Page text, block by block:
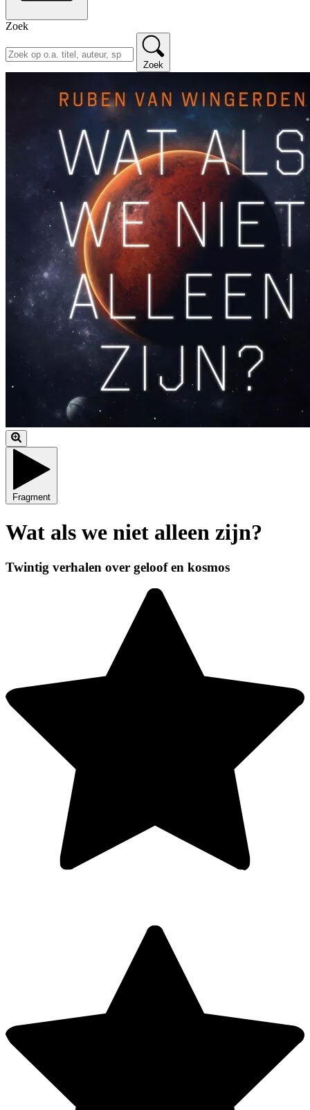
Zoek
Zoek
Fragment
Wat als we niet alleen zijn?
Twintig verhalen over geloof en kosmos